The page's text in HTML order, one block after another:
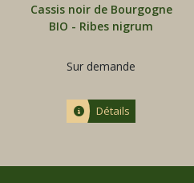
Cassis noir de Bourgogne
BIO - Ribes nigrum
Sur demande
Détails